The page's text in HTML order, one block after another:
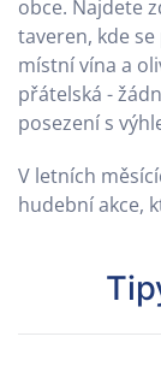
obce. Najdete
taveren, kde
místní vína a
přátelská -
posezení s
V letních
hudební akce,